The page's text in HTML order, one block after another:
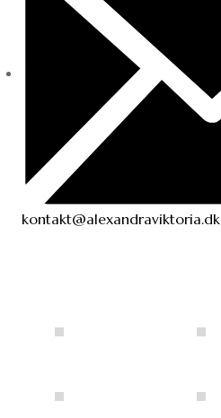
kontakt@alexandraviktoria.dk